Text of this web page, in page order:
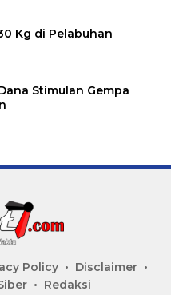
Kg di Pelabuhan
Stimulan Gempa
Policy
Disclaimer
Redaksi